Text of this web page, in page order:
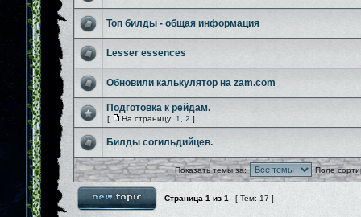
Топ билды - общая информация
Lesser essences
Обновили калькулятор на zam.com
Подготовка к рейдам.
[ На страницу: 1 2 ]
Билды согильдийцев.
Показать темы за: Поле
Страница 1 из 1 [ Тем: 17 ]